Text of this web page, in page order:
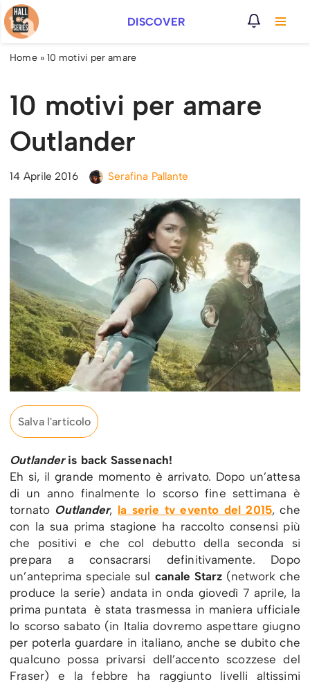
Vai
al
DISCOVER
Home» 10 motivi per amare
10 motivi per amare
Outlander
14 Aprile 2016 Serafina Pallante
Salva l'articolo
Outlanderis back Sassenach!
Eh si, il grande momento è arrivato. Dopo un’attesa
di un anno finalmente lo scorso fine settimana è
tornato Outlander, la serie tv evento del 2015, che
con la sua prima stagione ha raccolto consensi più
che positivi e che col debutto della seconda si
prepara a consacrarsi definitivamente. Dopo
un’anteprima speciale sul canale Starz(network che
produce la serie) andata in onda giovedì 7 aprile, la
prima puntata è stata trasmessa in maniera ufficiale
lo scorso sabato (in Italia dovremo aspettare giugno
per poterla guardare in italiano, anche se dubito che
qualcuno possa privarsi dell’accento scozzese del
Fraser) e la febbre ha raggiunto livelli altissimi